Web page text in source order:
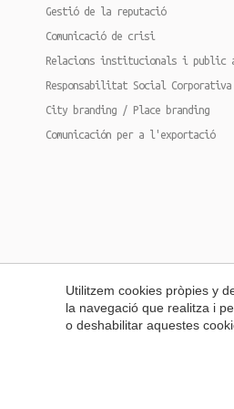
Gestió de la reputació
Comunicació de crisi
Relacions institucionals i public
Responsabilitat Social Corporativa
City branding / Place branding
Comunicación per a l'exportació
Utilitzem cookies pròpies y
la navegació que realitza i
o deshabilitar aquestes